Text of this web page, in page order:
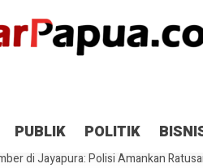
PUBLIK POLITIK
1 Desember, TNI Polri Patroli 2×24
Perpustakaan SMPN 5 Sentani
di Jayapura: Polisi Amankan